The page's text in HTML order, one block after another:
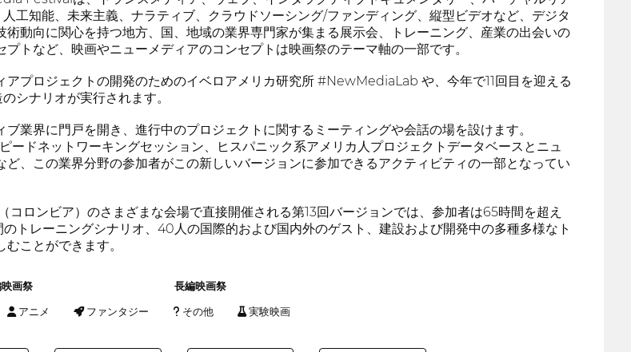
工知能、未来主義、ナラティブ、クラウドソーシング/ファンディング、縦型ビデオなど、デジタ
動向に関心を持つ地方、国、地域の業界専門家が集まる展示会、トレーニング、産業の出会いの
トなど、映画やニューメディアのコンセプトは映画祭のテーマ軸の一部です。
アプロジェクトの開発のためのイベロアメリカ研究所 #NewMediaLab や、今年で11回目を迎える
ナリオが実行されます。
業界に門戸を開き、進行中のプロジェクトに関するミーティングや会話の場を設けます。
ドネットワーキングセッション、ヒスパニック系アメリカ人プロジェクトデータベースとニュ
、この業界分野の参加者がこの新しいバージョンに参加できるアクティビティの一部となってい
ロンビア）のさまざまな会場で直接開催される第13回バージョンでは、参加者は65時間を超え
トレーニングシナリオ、40人の国際的および国内外のゲスト、建設および開発中の多種多様なト
ことができます。
画祭 長編映画祭
アニメ ファンタジー その他 実験映画